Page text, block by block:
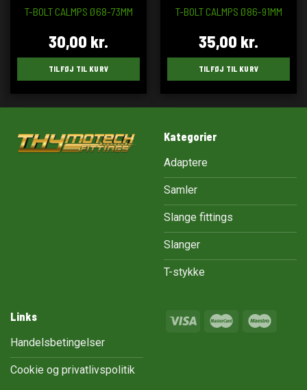
T-BOLT CALMPS Ø68-73MM
30,00 kr.
TILFØJ TIL KURV
T-BOLT CALMPS Ø86-91MM
35,00 kr.
TILFØJ TIL KURV
Kategorier
Adaptere
Samler
Slange fittings
Slanger
T-stykke
Links
Handelsbetingelser
Cookie og privatlivspolitik